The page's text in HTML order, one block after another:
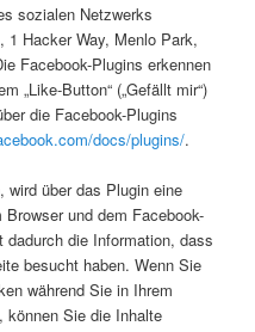
sozialen Netzwerks
Hacker Way, Menlo Park,
Facebook-Plugins erkennen
„Like-Button“ („Gefällt mir“)
die Facebook-Plugins
docs/plugins/.
wird über das Plugin eine
und dem Facebook-
die Information, dass
besucht haben. Wenn Sie
während Sie in Ihrem
können Sie die Inhalte